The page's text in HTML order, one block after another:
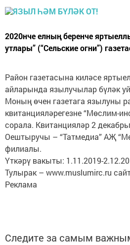
2020нче елның беренче
утлары” (“Сельские огни”)
Район газетасына киләсе
айларында язылучылар бүләк
Моның өчен газетага язылуны
квитанцияләрегезне “Мөслим-
сорала. Квитанцияләр 2
Оештыручы – “Татмедиа” АҖ
филиалы.
Үткәрү вакыты: 1.11.2019-
Тулырак – www.muslumirc.ru
Реклама
Следите за самым